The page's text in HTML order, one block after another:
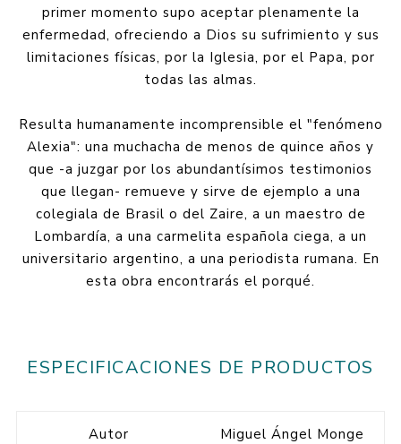
primer momento supo aceptar plenamente la
enfermedad, ofreciendo a Dios su sufrimiento y sus
limitaciones físicas, por la Iglesia, por el Papa, por
todas las almas.
Resulta humanamente incomprensible el "fenómeno
Alexia": una muchacha de menos de quince años y
que -a juzgar por los abundantísimos testimonios
que llegan- remueve y sirve de ejemplo a una
colegiala de Brasil o del Zaire, a un maestro de
Lombardía, a una carmelita española ciega, a un
universitario argentino, a una periodista rumana. En
esta obra encontrarás el porqué.
ESPECIFICACIONES DE PRODUCTOS
Autor Miguel Ángel Monge